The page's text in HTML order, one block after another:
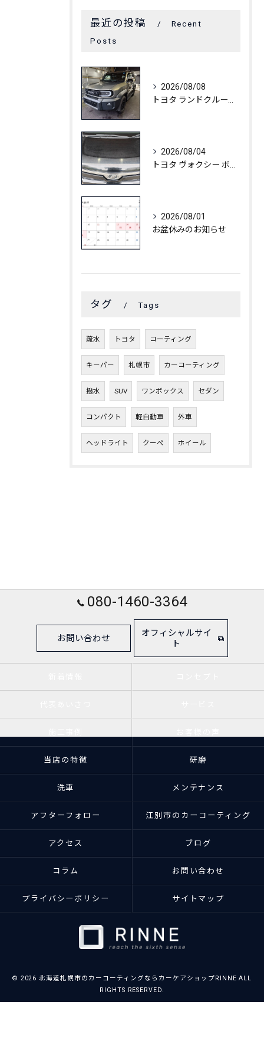
最近の投稿
Recent
Posts
2026/08/08
2026/08/04
2026/08/01
お盆休みのお知らせ
タグ Tags
疏水 トヨタ コーティング
キーパー 札幌市 カーコーティング
撥水 SUV ワンボックス セダン
コンパクト 軽自動車 外車
ヘッドライト クーペ ホイール
080-1460-3364
お問い合わせ
オフィシャルサイ
ト
当店の特徴 研磨
洗車 メンテナンス
アフターフォロー 江別市のカーコーティング
アクセス ブログ
コラム お問い合わせ
プライバシーポリシー サイトマップ
© 2026 北海道札幌市のカーコーティングならカーケアショップRINNE ALL
RIGHTS RESERVED.